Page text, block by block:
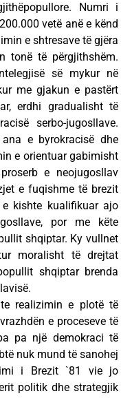
Numri i
vetë anë e kënd
e shtresave të gjëra
tonë të përgjithshëm.
së mykur në
me gjakun e pastërt
erdhi gradualisht të
serbo-jugosllave.
e byrokracisë dhe
e orientuar gabimisht
e neojugosllav
e fuqishme të brezit
kishte kualifikuar ajo
por me këte
shqiptar. Ky vullnet
moralisht të drejtat
shqiptar brenda
realizimin e plotë të
e proceseve të
pa një demokraci të
nuk mund të sanohej
i Brezit `81 vie jo
politik dhe strategjik